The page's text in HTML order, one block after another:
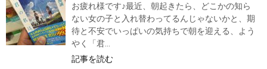
お疲れ様です♪最近、朝起きたら、どこかの知ら
ない女の子と入れ替わってるんじゃないかと、期
待と不安でいっぱいの気持ちで朝を迎える、よう
やく「君...
記事を読む